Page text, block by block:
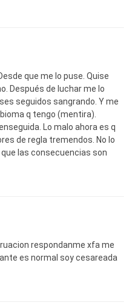
que me lo puse. Quise
Después de luchar me lo
seguidos sangrando. Y me
q tengo (mentira).
Lo malo ahora es q
de regla tremendos. No lo
las consecuencias son
respondanme xfa me
es normal soy cesareada